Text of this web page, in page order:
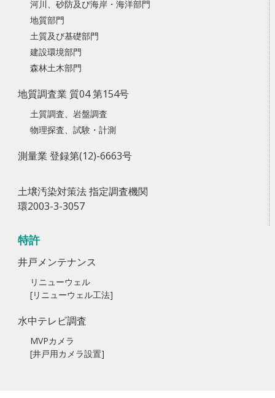
河川、砂防及び海岸・海洋部門
地質部門
土質及び基礎部門
建設環境部門
森林土木部門
地質調査業 質04 第154号
土質調査、岩盤調査
物理探査、試験・計測
測量業 登録第(12)-6663号
土壌汚染対策法 指定調査機関
環2003-3-3057
特許
井戸メンテナンス
リニューウェル
[リニューウェル工法]
水中テレビ調査
MVPカメラ
[井戸用カメラ設置]